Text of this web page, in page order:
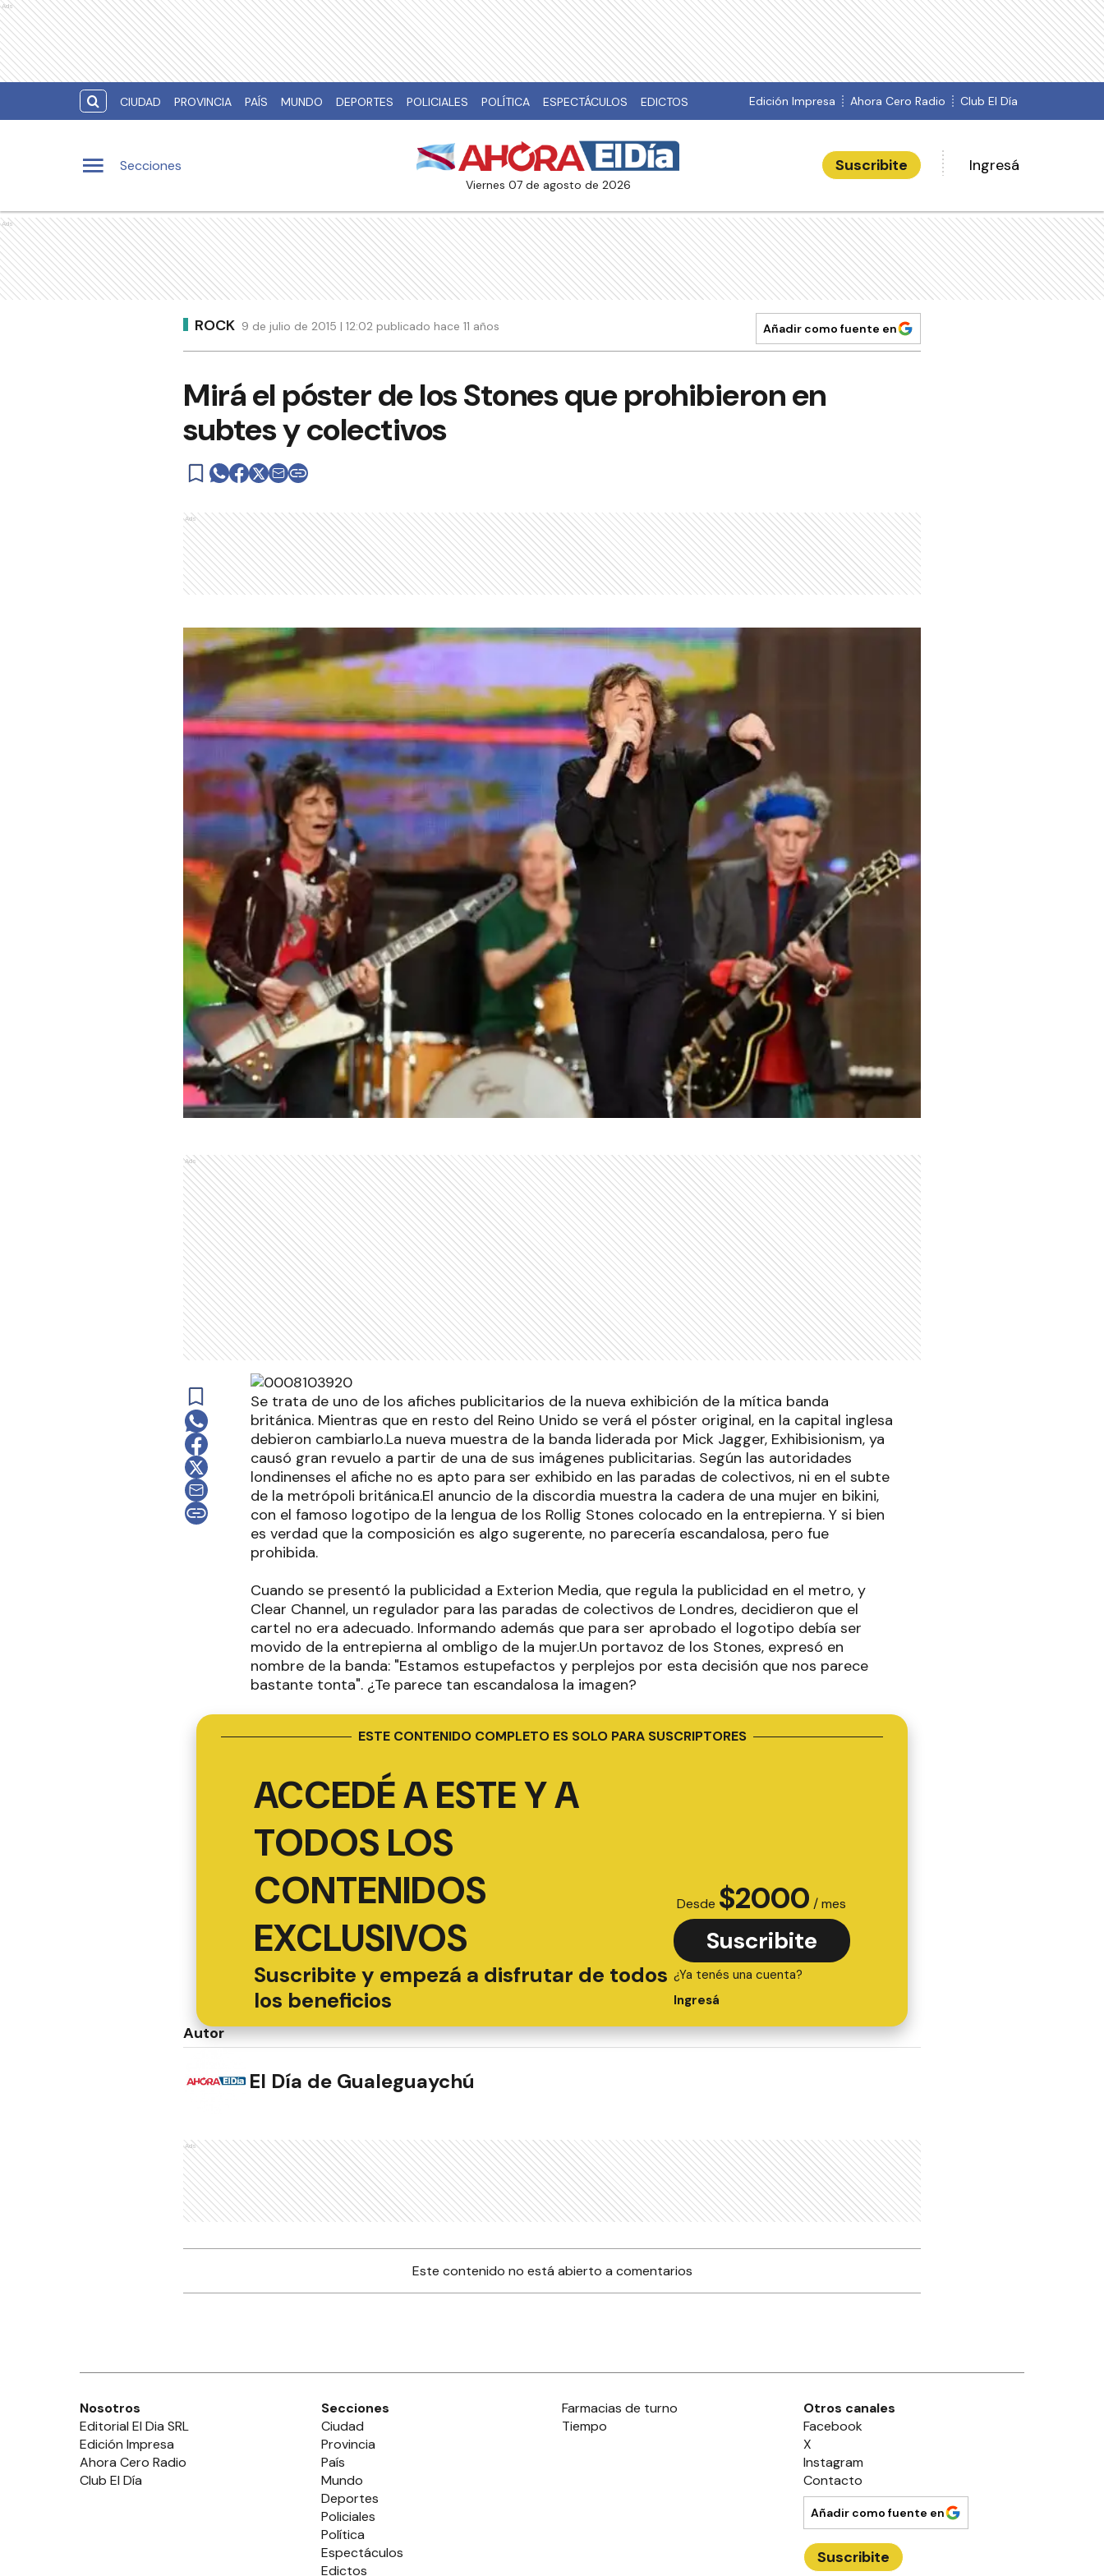
Ads
CIUDAD PROVINCIA PAÍS MUNDO DEPORTES POLICIALES POLÍTICA ESPECTÁCULOS EDICTOS Edición Impresa Ahora Cero Radio Club El Día
Secciones
viernes 07 de agosto de 2026
Suscribite Ingresá
Ads
ROCK 9 de julio de 2015 | 12:02 publicado hace 11 años Añadir como fuente en
Mirá el póster de los Stones que prohibieron en
subtes y colectivos
Ads
Ads
Se trata de uno de los afiches publicitarios de la nueva exhibición de la mítica banda
británica. Mientras que en resto del Reino Unido se verá el póster original, en la capital inglesa
debieron cambiarlo.La nueva muestra de la banda liderada por Mick Jagger, Exhibisionism, ya
causó gran revuelo a partir de una de sus imágenes publicitarias. Según las autoridades
londinenses el afiche no es apto para ser exhibido en las paradas de colectivos, ni en el subte
de la metrópoli británica.El anuncio de la discordia muestra la cadera de una mujer en bikini,
con el famoso logotipo de la lengua de los Rollig Stones colocado en la entrepierna. Y si bien
es verdad que la composición es algo sugerente, no parecería escandalosa, pero fue
prohibida.
Cuando se presentó la publicidad a Exterion Media, que regula la publicidad en el metro, y
Clear Channel, un regulador para las paradas de colectivos de Londres, decidieron que el
cartel no era adecuado. Informando además que para ser aprobado el logotipo debía ser
movido de la entrepierna al ombligo de la mujer.Un portavoz de los Stones, expresó en
nombre de la banda: "Estamos estupefactos y perplejos por esta decisión que nos parece
bastante tonta". ¿Te parece tan escandalosa la imagen?
ESTE CONTENIDO COMPLETO ES SOLO PARA SUSCRIPTORES
ACCEDÉ A ESTE Y A
TODOS LOS
CONTENIDOS
EXCLUSIVOS
Suscribite y empezá a disfrutar de todos
los beneficios
Desde $2000 / mes
Suscribite
¿Ya tenés una cuenta?
Ingresá
Autor
El Día de Gualeguaychú
Ads
Este contenido no está abierto a comentarios
Nosotros
Editorial El Dia SRL
Edición Impresa
Ahora Cero Radio
Club El Día
Secciones
Ciudad
Provincia
País
Mundo
Deportes
Policiales
Política
Espectáculos
Edictos
Farmacias de turno
Tiempo
Otros canales
Facebook
X
Instagram
Contacto
Añadir como fuente en
Suscribite